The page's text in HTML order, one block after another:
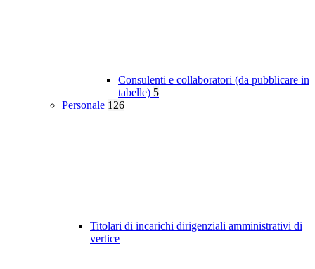
Consulenti e collaboratori (da pubblicare in
tabelle) 5
Personale 126
Titolari di incarichi dirigenziali amministrativi di
vertice